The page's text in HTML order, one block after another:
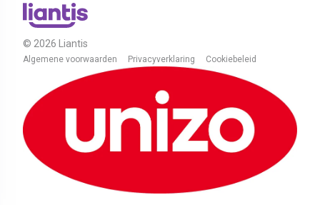
© 2026 Liantis
Algemene voorwaarden Privacyverklaring Cookiebeleid